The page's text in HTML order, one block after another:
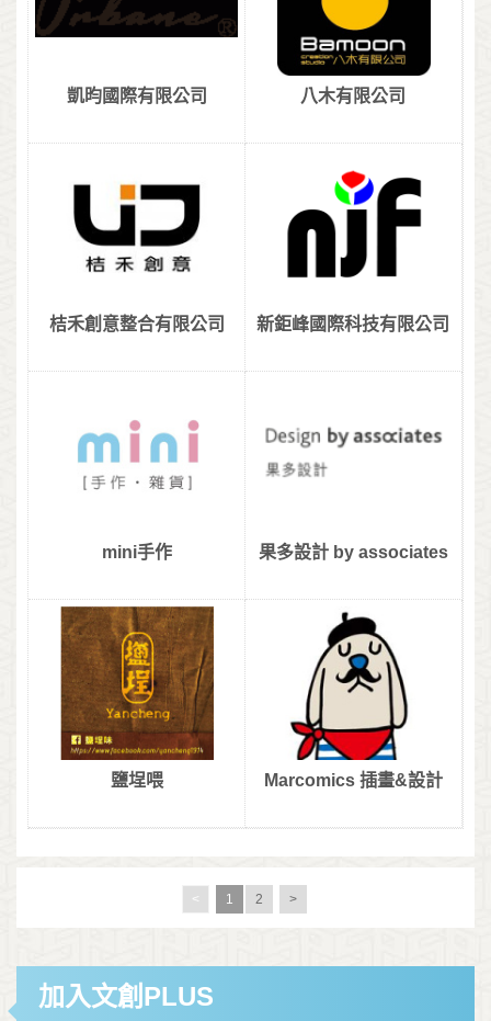
凱昀國際有限公司 八木有限公司
桔禾創意整合有限公司 新鉅峰國際科技有限公司
mini手作 果多設計 by associates
鹽埕喂 Marcomics 插畫&設計
< 1 2 >
加入文創PLUS